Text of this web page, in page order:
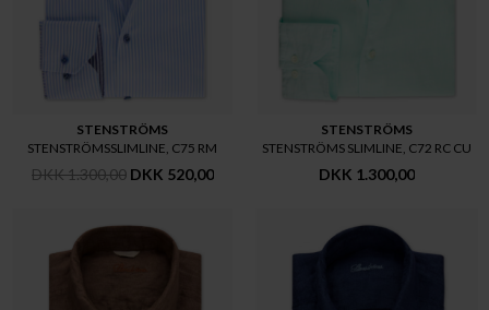
STENSTRÖMS
STENSTRÖMSSLIMLINE, C75 RM
DKK 1.300,00 DKK 520,00
STENSTRÖMS
STENSTRÖMS SLIMLINE, C72 RC CU
DKK 1.300,00